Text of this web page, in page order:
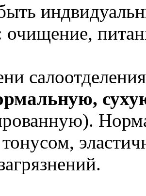
очищение,